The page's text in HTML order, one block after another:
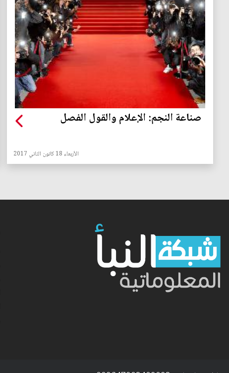
صناعة النجم: الإعلام والقول الفصل
الأربعاء 18 كانون الثاني 2017